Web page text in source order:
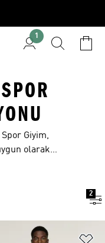
1
Giyim,
olarak
bırak. Yeni
hak
2
Ekle